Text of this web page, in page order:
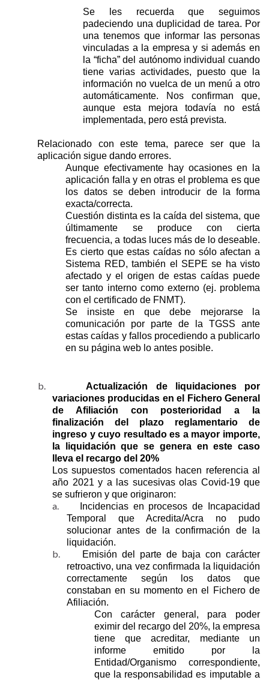
Se les recuerda que seguimos
padeciendo una duplicidad de tarea. Por
una tenemos que informar las personas
vinculadas a la empresa y si además en
la “ficha” del autónomo individual cuando
tiene varias actividades, puesto que la
información no vuelca de un menú a otro
automáticamente. Nos confirman que,
aunque esta mejora todavía no está
implementada, pero está prevista.
Relacionado con este tema, parece ser que la
aplicación sigue dando errores.
Aunque efectivamente hay ocasiones en la
aplicación falla y en otras el problema es que
los datos se deben introducir de la forma
exacta/correcta.
Cuestión distinta es la caída del sistema, que
últimamente se produce con cierta
frecuencia, a todas luces más de lo deseable.
Es cierto que estas caídas no sólo afectan a
Sistema RED, también el SEPE se ha visto
afectado y el origen de estas caídas puede
ser tanto interno como externo (ej. problema
con el certificado de FNMT).
Se insiste en que debe mejorarse la
comunicación por parte de la TGSS ante
estas caídas y fallos procediendo a publicarlo
en su página web lo antes posible.
b.
Actualización de liquidaciones por
variaciones producidas en el Fichero General
de Afiliación con posterioridad a la
finalización del plazo reglamentario de
ingreso y cuyo resultado es a mayor importe,
la liquidación que se genera en este caso
lleva el recargo del 20%
Los supuestos comentados hacen referencia al
año 2021 y a las sucesivas olas Covid-19 que
se sufrieron y que originaron:
a.
Incidencias en procesos de Incapacidad
Temporal que Acredita/Acra no pudo
solucionar antes de la confirmación de la
liquidación.
b.
Emisión del parte de baja con carácter
retroactivo, una vez confirmada la liquidación
correctamente según los datos que
constaban en su momento en el Fichero de
Afiliación.
Con carácter general, para poder
eximir del recargo del 20%, la empresa
tiene que acreditar, mediante un
informe emitido por la
Entidad/Organismo correspondiente,
que la responsabilidad es imputable a